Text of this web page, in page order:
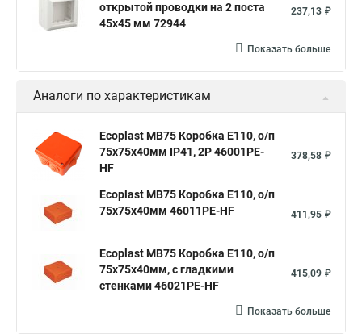
открытой проводки на 2 поста
45х45 мм 72944
237,13 ₽
Показать больше
Аналоги по характеристикам
Ecoplast MB75 Коробка E110, о/п
75х75х40мм IP41, 2P 46001PE-
HF
378,58 ₽
Ecoplast MB75 Коробка E110, о/п
75х75х40мм 46011PE-HF
411,95 ₽
Ecoplast MB75 Коробка E110, о/п
75х75х40мм, с гладкими
стенками 46021PE-HF
415,09 ₽
Показать больше